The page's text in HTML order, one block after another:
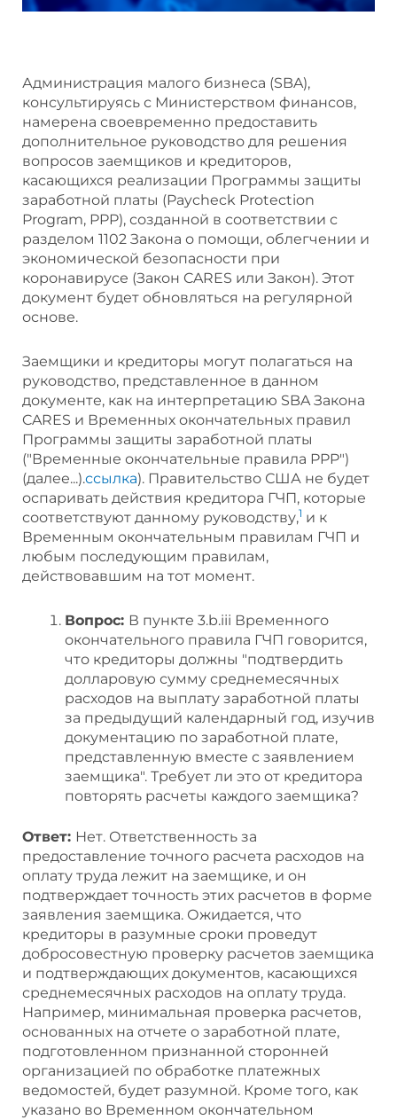
Администрация малого бизнеса (SBA),
консультируясь с Министерством финансов,
намерена своевременно предоставить
дополнительное руководство для решения
вопросов заемщиков и кредиторов,
касающихся реализации Программы защиты
заработной платы (Paycheck Protection
Program, PPP), созданной в соответствии с
разделом 1102 Закона о помощи, облегчении и
экономической безопасности при
коронавирусе (Закон CARES или Закон). Этот
документ будет обновляться на регулярной
основе.
Заемщики и кредиторы могут полагаться на
руководство, представленное в данном
документе, как на интерпретацию SBA Закона
CARES и Временных окончательных правил
Программы защиты заработной платы
("Временные окончательные правила PPP")
(далее...).ссылка). Правительство США не будет
оспаривать действия кредитора ГЧП, которые
соответствуют данному руководству,1 и к
Временным окончательным правилам ГЧП и
любым последующим правилам,
действовавшим на тот момент.
Вопрос: В пункте 3.b.iii Временного
окончательного правила ГЧП говорится,
что кредиторы должны "подтвердить
долларовую сумму среднемесячных
расходов на выплату заработной платы
за предыдущий календарный год, изучив
документацию по заработной плате,
представленную вместе с заявлением
заемщика". Требует ли это от кредитора
повторять расчеты каждого заемщика?
Ответ: Нет. Ответственность за
предоставление точного расчета расходов на
оплату труда лежит на заемщике, и он
подтверждает точность этих расчетов в форме
заявления заемщика. Ожидается, что
кредиторы в разумные сроки проведут
добросовестную проверку расчетов заемщика
и подтверждающих документов, касающихся
среднемесячных расходов на оплату труда.
Например, минимальная проверка расчетов,
основанных на отчете о заработной плате,
подготовленном признанной сторонней
организацией по обработке платежных
ведомостей, будет разумной. Кроме того, как
указано во Временном окончательном